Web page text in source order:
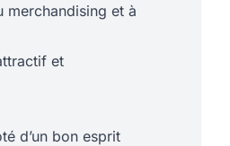
merchandising et à
et
d’un bon esprit